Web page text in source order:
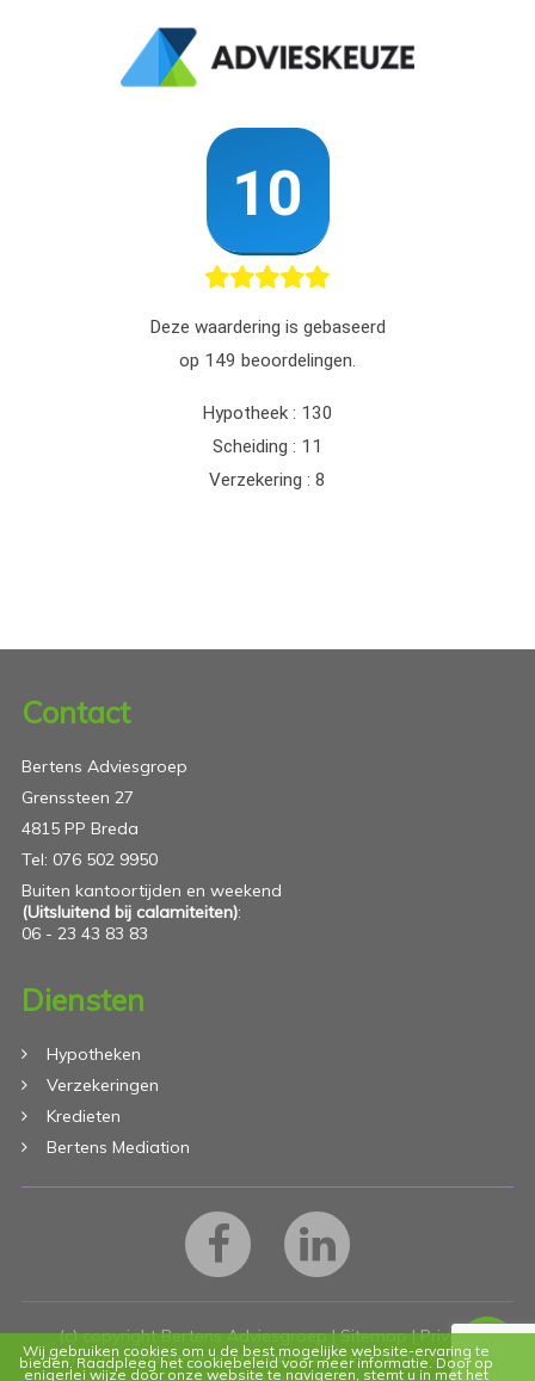
Contact
Bertens Adviesgroep
Grenssteen 27
4815 PP Breda
Tel: 076 502 9950
Buiten kantoortijden en weekend
(Uitsluitend bij calamiteiten):
06 - 23 43 83 83
Diensten
Hypotheken
Verzekeringen
Kredieten
Bertens Mediation
(c) copyright Bertens Adviesgroep |Sitemap|Privacy
statement|Algemene voorwaarden| Website door:DORST
Wij gebruiken cookies om u de best mogelijke website-ervaring te
bieden. Raadpleeg het cookiebeleid voor meer informatie. Door op
enigerlei wijze door onze website te navigeren, stemt u in met het